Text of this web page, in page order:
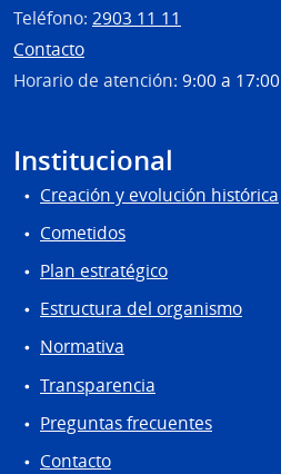
Teléfono: 2903 11 11
Contacto
Horario de atención: 9:00 a 17:00
Institucional
Creación y evolución histórica
Cometidos
Plan estratégico
Estructura del organismo
Normativa
Transparencia
Preguntas frecuentes
Contacto